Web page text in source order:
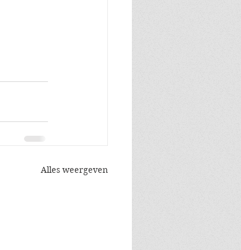
Alles weergeven